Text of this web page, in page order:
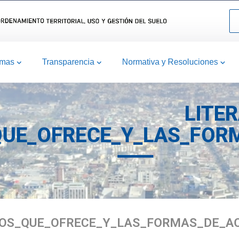
Transparencia Normativa y Resoluciones